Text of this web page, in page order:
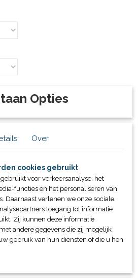
het zijn dat de voorraad niet
Indien dit het geval is, word u
Opties
Over
cookies gebruikt
voor verkeersanalyse, het
functies en het personaliseren van
Daarnaast verlenen we onze sociale
toegang tot informatie
Zij kunnen deze informatie
andere gegevens die zij mogelijk
gebruik van hun diensten of die u hen